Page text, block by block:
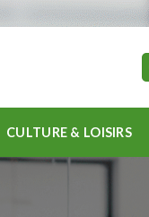
CULTURE & LOISIRS